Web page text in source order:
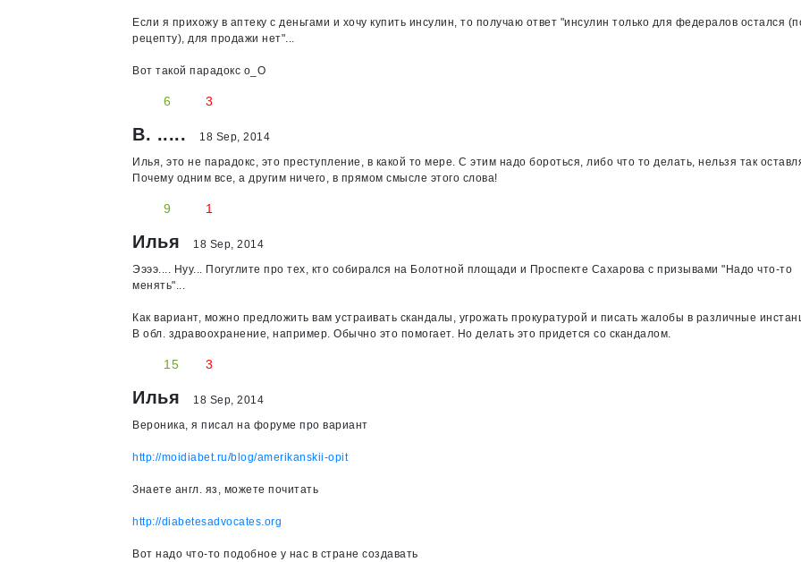
Если я прихожу в аптеку с деньгами и хочу купить инсулин, то получаю ответ "инсулин только для федералов остался
рецепту), для продажи нет"...
Вот такой парадокс o_O
6 3
В. .....
18 Sep, 2014
Илья, это не парадокс, это преступление, в какой то мере. С этим надо бороться, либо что то делать, нельзя так
Почему одним все, а другим ничего, в прямом смысле этого слова!
9 1
Илья
18 Sep, 2014
Ээээ.... Нуу... Погуглите про тех, кто собирался на Болотной площади и Проспекте Сахарова с призывами "Надо что-то
менять"...
Как вариант, можно предложить вам устраивать скандалы, угрожать прокуратурой и писать жалобы в различные
В обл. здравоохранение, например. Обычно это помогает. Но делать это придется со скандалом.
15 3
Илья
18 Sep, 2014
Вероника, я писал на форуме про вариант
http://moidiabet.ru/blog/amerikanskii-opit
Знаете англ. яз, можете почитать
http://diabetesadvocates.org
Вот надо что-то подобное у нас в стране создавать